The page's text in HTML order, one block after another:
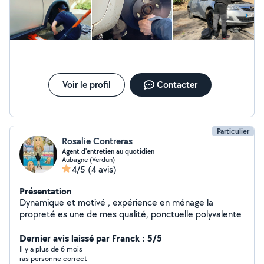
Voir le profil Contacter
Particulier
Rosalie Contreras
Agent d'entretien au quotidien
Aubagne (Verdun)
4/5 (4 avis)
Présentation
Dynamique et motivé , expérience en ménage la
propreté es une de mes qualité, ponctuelle polyvalente
Dernier avis laissé par Franck : 5/5
Il y a plus de 6 mois
ras personne correct